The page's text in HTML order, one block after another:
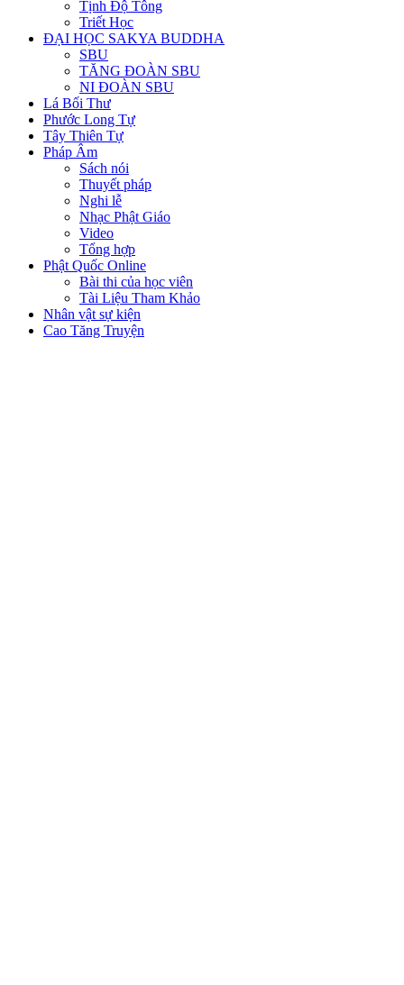
Tịnh Độ Tông
Triết Học
ĐẠI HỌC SAKYA BUDDHA
SBU
TĂNG ĐOÀN SBU
NI ĐOÀN SBU
Lá Bối Thư
Phước Long Tự
Tây Thiên Tự
Pháp Âm
Sách nói
Thuyết pháp
Nghi lễ
Nhạc Phật Giáo
Video
Tổng hợp
Phật Quốc Online
Bài thi của học viên
Tài Liệu Tham Khảo
Nhân vật sự kiện
Cao Tăng Truyện